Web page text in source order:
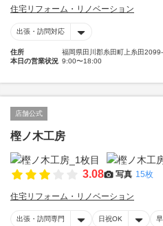
住宅リフォーム・リノベーション
出張・訪問対応
住所
福岡県田川郡糸田町上糸田
本日の営業状況 9:00〜18:00
店舗公式
樫ノ木工房
3.08 写真 15枚
住宅リフォーム・リノベーション
出張・訪問専門 日祝OK